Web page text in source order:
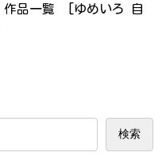
品一覧 [ゆめいろ 自
検索